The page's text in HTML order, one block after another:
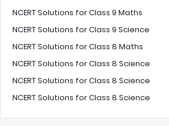
NCERT Solutions for Class 9 Maths
NCERT Solutions for Class 9 Science
NCERT Solutions for Class 8 Maths
NCERT Solutions for Class 8 Science
NCERT Solutions for Class 8 Science
NCERT Solutions for Class 8 Science